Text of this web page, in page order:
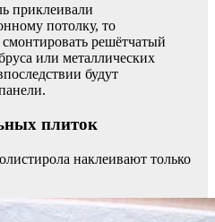
приклеивали
потолку, то
решётчатый
или металлических
будут
плиток
наклеивают только